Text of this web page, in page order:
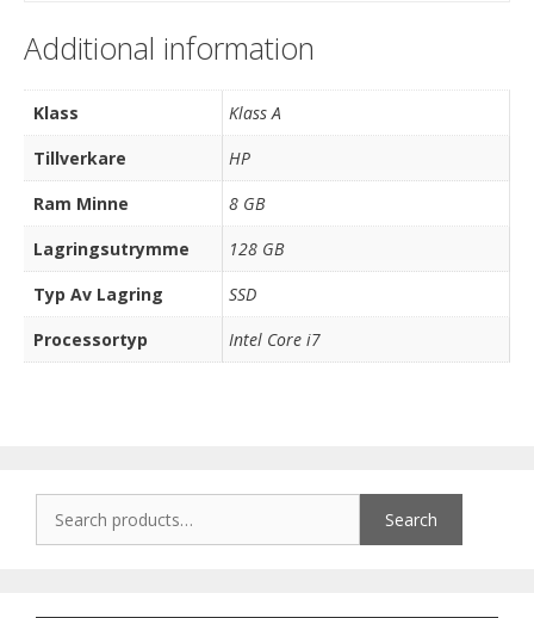
Additional information
Klass
Klass A
Tillverkare
HP
Ram Minne
8 GB
Lagringsutrymme
128 GB
Typ Av Lagring
SSD
Processortyp
Intel Core i7
Search